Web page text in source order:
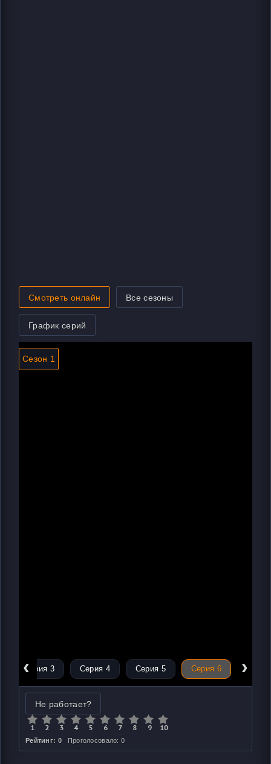
Смотреть онлайн Все сезоны
График серий
Сезон 1
‹
Серия 3 Серия 4 Серия 5 Серия 6 ›
Не работает?
Рейтинг: 0 Проголосовало: 0